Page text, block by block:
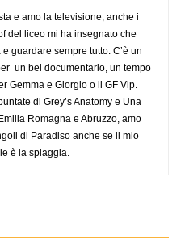
e amo la televisione, anche i
del liceo mi ha insegnato che
guardare sempre tutto. C’è un
un bel documentario, un tempo
Gemma e Giorgio o il GF Vip.
di Grey’s Anatomy e Una
Romagna e Abruzzo, amo
di Paradiso anche se il mio
è la spiaggia.